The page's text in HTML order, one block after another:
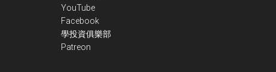
YouTube
Facebook
學投資俱樂部
Patreon